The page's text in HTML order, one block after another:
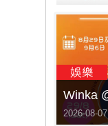
2026-08-07